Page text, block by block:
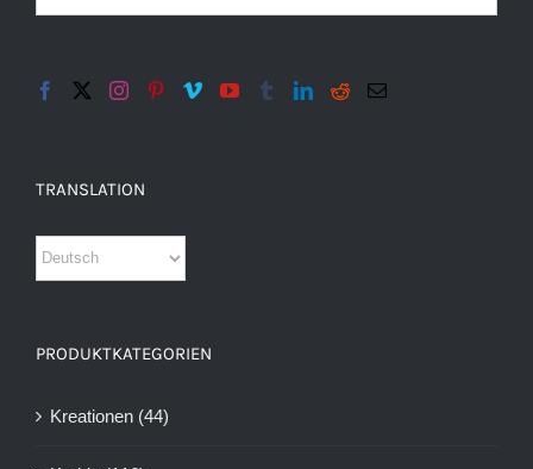
TRANSLATION
PRODUKTKATEGORIEN
Kreationen (44)